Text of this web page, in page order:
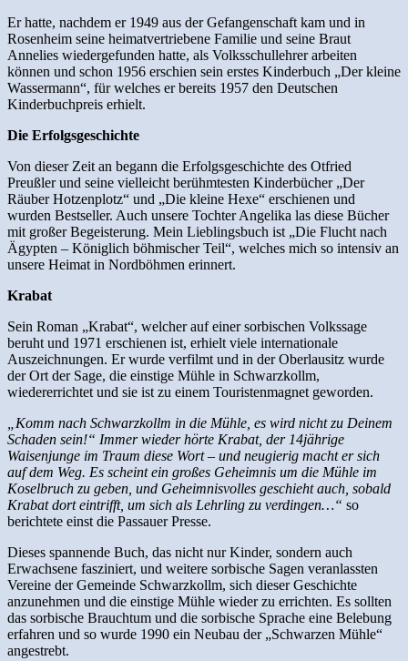
Er hatte, nachdem er 1949 aus der Gefangenschaft kam und in
Rosenheim seine heimatvertriebene Familie und seine Braut
Annelies wiedergefunden hatte, als Volksschullehrer arbeiten
können und schon 1956 erschien sein erstes Kinderbuch „Der kleine
Wassermann“, für welches er bereits 1957 den Deutschen
Kinderbuchpreis erhielt.
Die Erfolgsgeschichte
Von dieser Zeit an begann die Erfolgsgeschichte des Otfried
Preußler und seine vielleicht berühmtesten Kinderbücher „Der
Räuber Hotzenplotz“ und „Die kleine Hexe“ erschienen und
wurden Bestseller. Auch unsere Tochter Angelika las diese Bücher
mit großer Begeisterung. Mein Lieblingsbuch ist „Die Flucht nach
Ägypten – Königlich böhmischer Teil“, welches mich so intensiv an
unsere Heimat in Nordböhmen erinnert.
Krabat
Sein Roman „Krabat“, welcher auf einer sorbischen Volkssage
beruht und 1971 erschienen ist, erhielt viele internationale
Auszeichnungen. Er wurde verfilmt und in der Oberlausitz wurde
der Ort der Sage, die einstige Mühle in Schwarzkollm,
wiedererrichtet und sie ist zu einem Touristenmagnet geworden.
„Komm nach Schwarzkollm in die Mühle, es wird nicht zu Deinem
Schaden sein!“ Immer wieder hörte Krabat, der 14jährige
Waisenjunge im Traum diese Wort – und neugierig macht er sich
auf dem Weg. Es scheint ein großes Geheimnis um die Mühle im
Koselbruch zu geben, und Geheimnisvolles geschieht auch, sobald
Krabat dort eintrifft, um sich als Lehrling zu verdingen…“ so
berichtete einst die Passauer Presse.
Dieses spannende Buch, das nicht nur Kinder, sondern auch
Erwachsene fasziniert, und weitere sorbische Sagen veranlassten
Vereine der Gemeinde Schwarzkollm, sich dieser Geschichte
anzunehmen und die einstige Mühle wieder zu errichten. Es sollten
das sorbische Brauchtum und die sorbische Sprache eine Belebung
erfahren und so wurde 1990 ein Neubau der „Schwarzen Mühle“
angestrebt.